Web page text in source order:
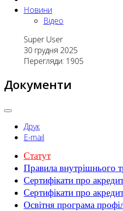
Новини
Відео
Super User
30 грудня 2025
Перегляди: 1905
Документи
Друк
E-mail
Статут
Правила внутрішнього
Сертифікати про
Сертифікати про
Освітня програма